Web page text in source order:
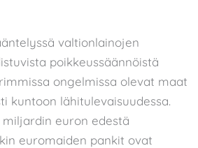
valtionlainojen
poikkeussäännöistä
ongelmissa olevat maat
kuntoon lähitulevaisuudessa.
euron edestä
euromaiden pankit ovat